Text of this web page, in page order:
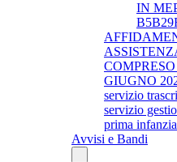
IN
GIUGNO
servizio
servizio
prima
Avvisi e Bandi